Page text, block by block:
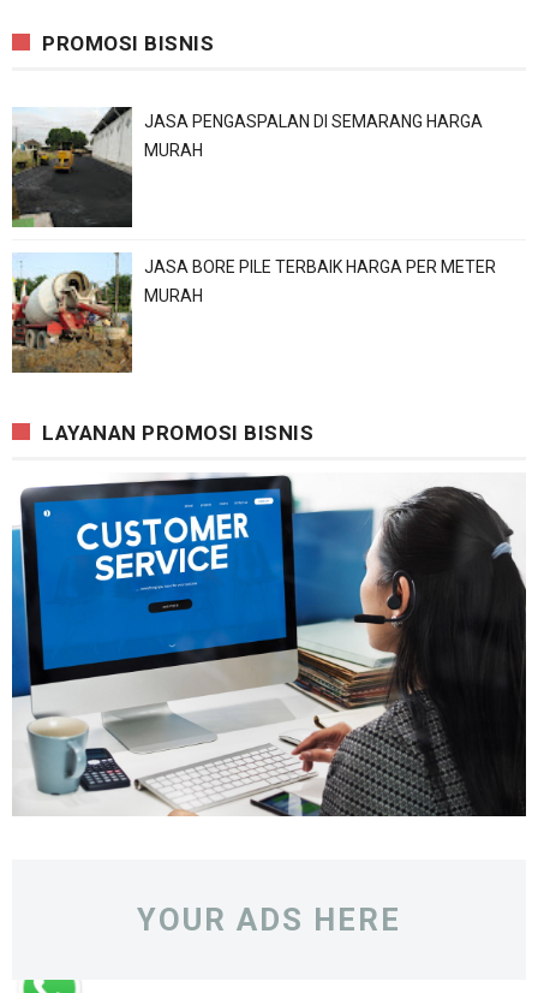
PROMOSI BISNIS
JASA PENGASPALAN DI SEMARANG HARGA
MURAH
JASA BORE PILE TERBAIK HARGA PER METER
MURAH
LAYANAN PROMOSI BISNIS
YOUR ADS HERE